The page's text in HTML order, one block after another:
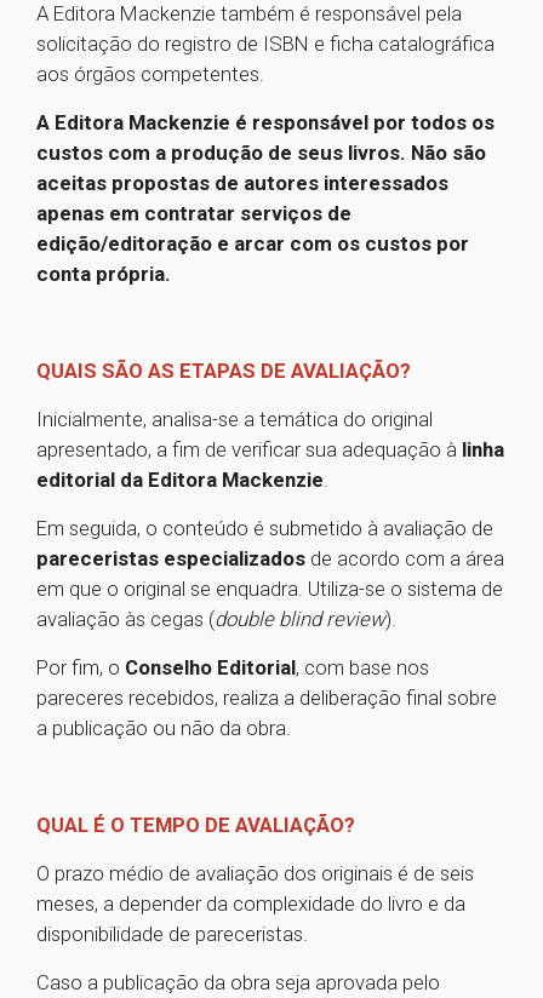
A Editora Mackenzie também é responsável pela
solicitação do registro de ISBN e ficha catalográfica
aos órgãos competentes.
A Editora Mackenzie é responsável por todos os
custos com a produção de seus livros. Não são
aceitas propostas de autores interessados
apenas em contratar serviços de
edição/editoração e arcar com os custos por
conta própria.
QUAIS SÃO AS ETAPAS DE AVALIAÇÃO?
Inicialmente, analisa-se a temática do original
apresentado, a fim de verificar sua adequação à linha
editorial da Editora Mackenzie.
Em seguida, o conteúdo é submetido à avaliação de
pareceristas especializados de acordo com a área
em que o original se enquadra. Utiliza-se o sistema de
avaliação às cegas (double blind review).
Por fim, o Conselho Editorial, com base nos
pareceres recebidos, realiza a deliberação final sobre
a publicação ou não da obra.
QUAL É O TEMPO DE AVALIAÇÃO?
O prazo médio de avaliação dos originais é de seis
meses, a depender da complexidade do livro e da
disponibilidade de pareceristas.
Caso a publicação da obra seja aprovada pelo